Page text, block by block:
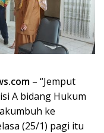
– “Jemput
A bidang Hukum
ke
(25/1) pagi itu